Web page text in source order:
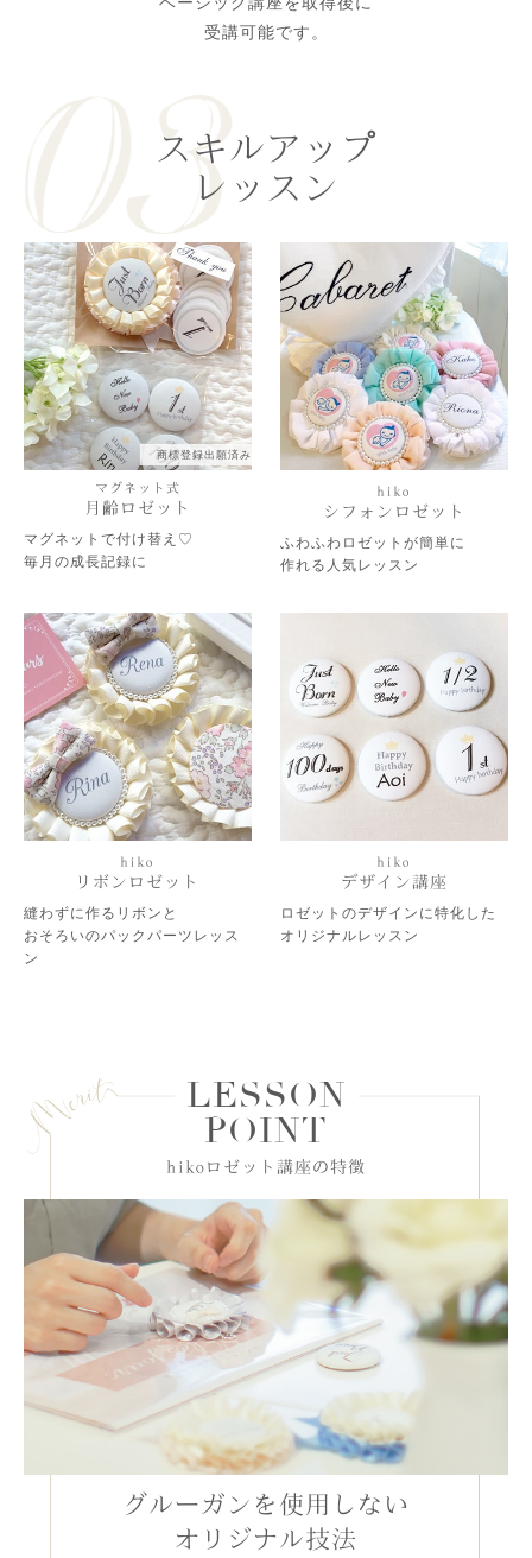
受講可能です。
スキルアップ
レッスン
商標登録出願済み
マグネット式
月齢ロゼット
マグネットで付け替え♡
毎月の成長記録に
hiko
シフォンロゼット
ふわふわロゼットが簡単に
作れる人気レッスン
hiko
リボンロゼット
縫わずに作るリボンと
おそろいのパックパーツレッス
ン
hiko
デザイン講座
ロゼットのデザインに特化した
オリジナルレッスン
LESSON
POINT
hikoロゼット講座の特徴
グルーガンを使用しない
オリジナル技法